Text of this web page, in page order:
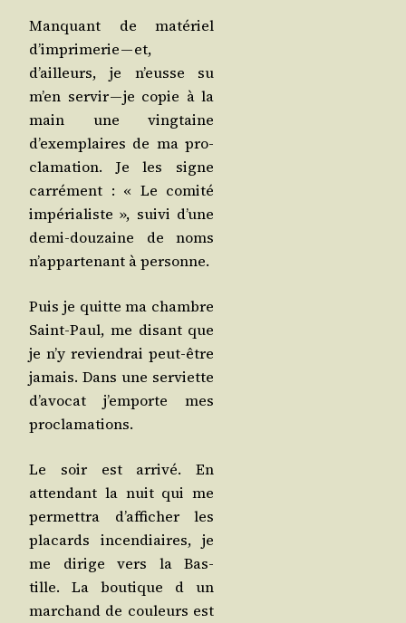
Man­quant de maté­riel
d’im­pri­me­rie — et,
d’ailleurs, je n’eusse su
m’en ser­vir — je copie à la
main une ving­taine
d’exem­plaires de ma pro­
cla­ma­tion. Je les signe
car­ré­ment : « Le comi­té
impé­ria­liste », sui­vi d’une
demi-dou­zaine de noms
n’ap­par­te­nant à personne.
Puis je quitte ma chambre
Saint-Paul, me disant que
je n’y revien­drai peut-être
jamais. Dans une ser­viette
d’a­vo­cat j’emporte mes
proclamations.
Le soir est arri­vé. En
atten­dant la nuit qui me
per­met­tra d’af­fi­cher les
pla­cards incen­diaires, je
me dirige vers la Bas­
tille. La bou­tique d un
mar­chand de cou­leurs est